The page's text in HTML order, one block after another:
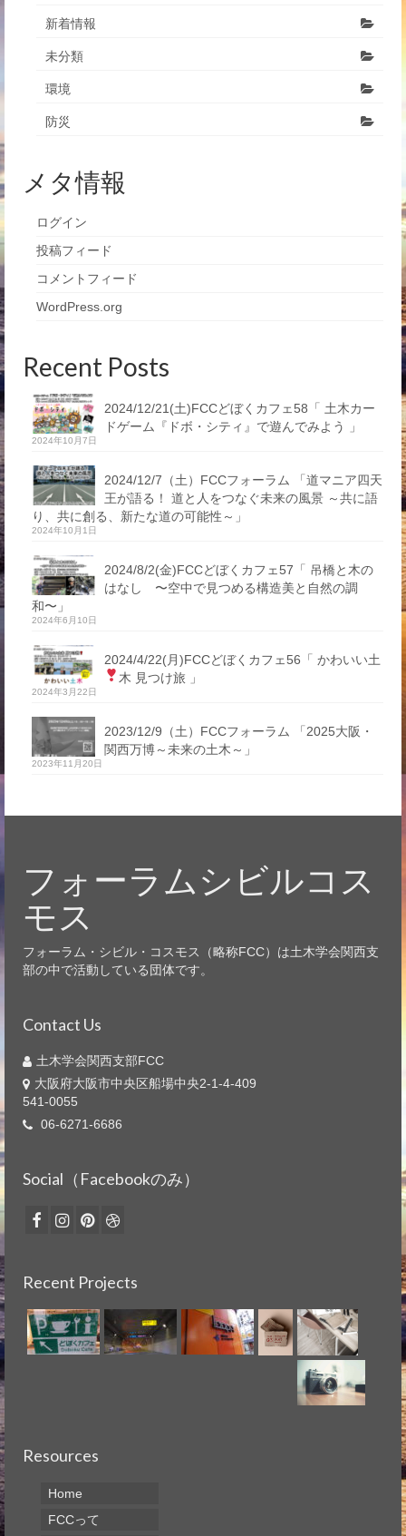
新着情報
未分類
環境
防災
メタ情報
ログイン
投稿フィード
コメントフィード
WordPress.org
Recent Posts
2024/12/21(土)FCCどぼくカフェ58「 土木カー
ドゲーム『ドボ・シティ』で遊んでみよう 」
2024年10月7日
2024/12/7（土）FCCフォーラム 「道マニア四天
王が語る！ 道と人をつなぐ未来の風景 ～共に語
り、共に創る、新たな道の可能性～」
2024年10月1日
2024/8/2(金)FCCどぼくカフェ57「 吊橋と木の
はなし 〜空中で見つめる構造美と自然の調
和〜」
2024年6月10日
2024/4/22(月)FCCどぼくカフェ56「 かわいい土
木 見つけ旅
」
2024年3月22日
2023/12/9（土）FCCフォーラム 「2025大阪・
関西万博～未来の土木～」
2023年11月20日
フォーラムシビルコス
モス
フォーラム・シビル・コスモス（略称FCC）は土木学会関西支
部の中で活動している団体です。
Contact Us
土木学会関西支部FCC
大阪府大阪市中央区船場中央2-1-4-409
541-0055
06-6271-6686
Social（Facebookのみ）
Recent Projects
Resources
Home
FCCって